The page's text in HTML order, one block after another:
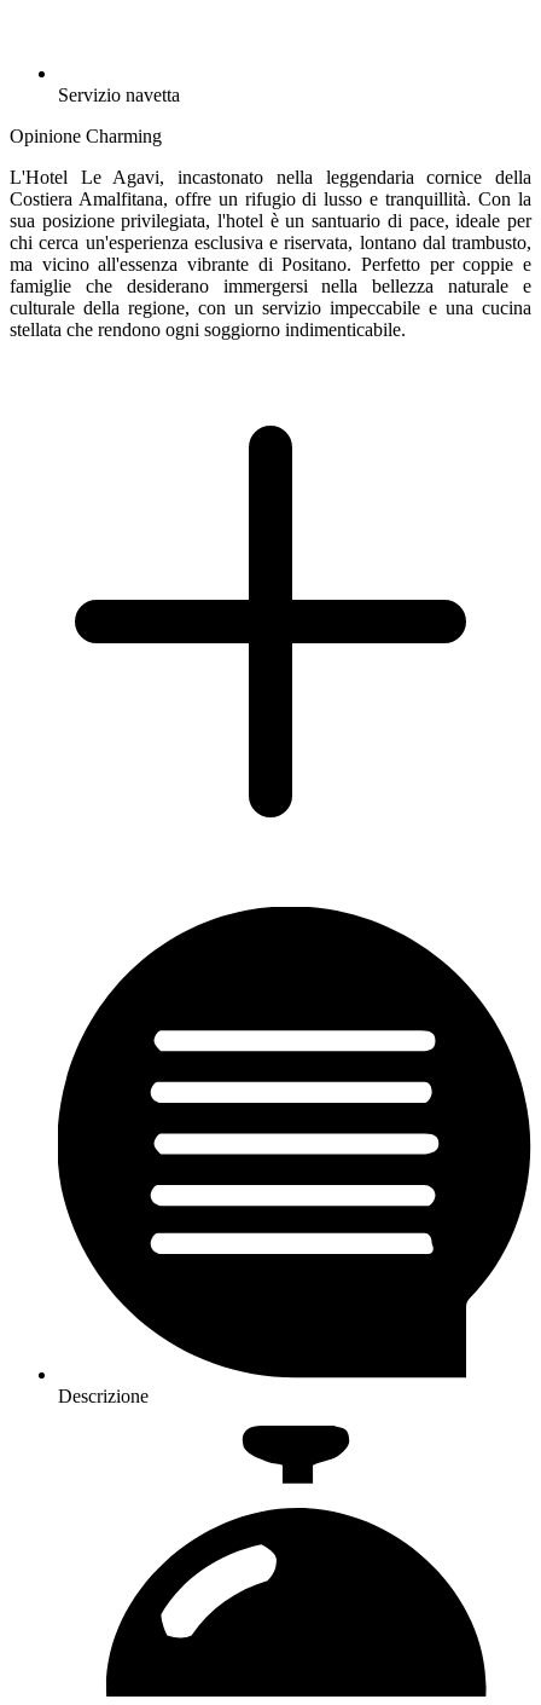
Servizio navetta
Opinione Charming
L'Hotel Le Agavi, incastonato nella leggendaria cornice della
Costiera Amalfitana, offre un rifugio di lusso e tranquillità. Con la
sua posizione privilegiata, l'hotel è un santuario di pace, ideale per
chi cerca un'esperienza esclusiva e riservata, lontano dal trambusto,
ma vicino all'essenza vibrante di Positano. Perfetto per coppie e
famiglie che desiderano immergersi nella bellezza naturale e
culturale della regione, con un servizio impeccabile e una cucina
stellata che rendono ogni soggiorno indimenticabile.
Descrizione